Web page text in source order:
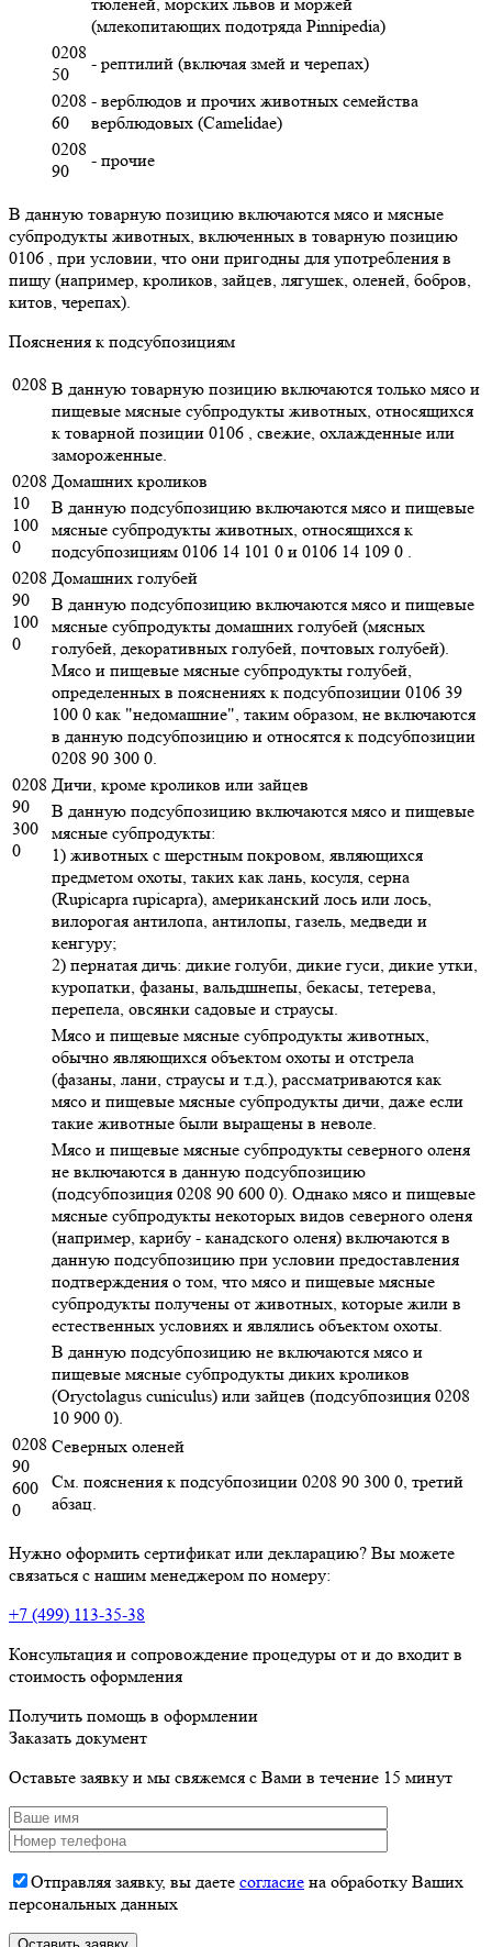
(млекопитающих подотряда Pinnipedia)
0208
50
- рептилий (включая змей и черепах)
0208
60
- верблюдов и прочих животных семейства
верблюдовых (Camelidae)
0208
90
- прочие
В данную товарную позицию включаются мясо и мясные
субпродукты животных, включенных в товарную позицию
0106 , при условии, что они пригодны для употребления в
пищу (например, кроликов, зайцев, лягушек, оленей, бобров,
китов, черепах).
Пояснения к подсубпозициям
0208 В данную товарную позицию включаются только мясо и
пищевые мясные субпродукты животных, относящихся
к товарной позиции 0106 , свежие, охлажденные или
замороженные.
0208
10
100
0
Домашних кроликов
В данную подсубпозицию включаются мясо и пищевые
мясные субпродукты животных, относящихся к
подсубпозициям 0106 14 101 0 и 0106 14 109 0 .
0208
90
100
0
Домашних голубей
В данную подсубпозицию включаются мясо и пищевые
мясные субпродукты домашних голубей (мясных
голубей, декоративных голубей, почтовых голубей).
Мясо и пищевые мясные субпродукты голубей,
определенных в пояснениях к подсубпозиции 0106 39
100 0 как "недомашние", таким образом, не включаются
в данную подсубпозицию и относятся к подсубпозиции
0208 90 300 0.
0208
90
300
0
Дичи, кроме кроликов или зайцев
В данную подсубпозицию включаются мясо и пищевые
мясные субпродукты:
1) животных с шерстным покровом, являющихся
предметом охоты, таких как лань, косуля, серна
(Rupicapra rupicapra), американский лось или лось,
вилорогая антилопа, антилопы, газель, медведи и
кенгуру;
2) пернатая дичь: дикие голуби, дикие гуси, дикие утки,
куропатки, фазаны, вальдшнепы, бекасы, тетерева,
перепела, овсянки садовые и страусы.
Мясо и пищевые мясные субпродукты животных,
обычно являющихся объектом охоты и отстрела
(фазаны, лани, страусы и т.д.), рассматриваются как
мясо и пищевые мясные субпродукты дичи, даже если
такие животные были выращены в неволе.
Мясо и пищевые мясные субпродукты северного оленя
не включаются в данную подсубпозицию
(подсубпозиция 0208 90 600 0). Однако мясо и пищевые
мясные субпродукты некоторых видов северного оленя
(например, карибу - канадского оленя) включаются в
данную подсубпозицию при условии предоставления
подтверждения о том, что мясо и пищевые мясные
субпродукты получены от животных, которые жили в
естественных условиях и являлись объектом охоты.
В данную подсубпозицию не включаются мясо и
пищевые мясные субпродукты диких кроликов
(Oryctolagus cuniculus) или зайцев (подсубпозиция 0208
10 900 0).
0208
90
600
0
Северных оленей
См. пояснения к подсубпозиции 0208 90 300 0, третий
абзац.
Нужно оформить сертификат или декларацию? Вы можете
связаться с нашим менеджером по номеру:
+7 (499) 113-35-38
Консультация и сопровождение процедуры от и до входит в
стоимость оформления
Получить помощь в оформлении
Заказать документ
Оставьте заявку и мы свяжемся с Вами в течение 15 минут
Отправляя заявку, вы даете согласие на обработку Ваших
персональных данных